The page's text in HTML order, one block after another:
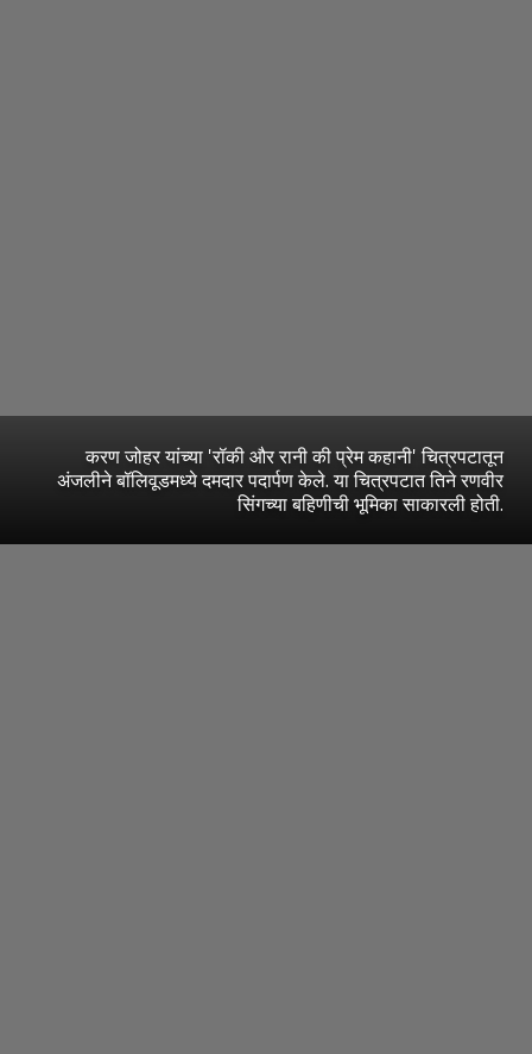
करण जोहर यांच्या 'रॉकी और रानी की प्रेम कहानी' चित्रपटातून
अंजलीने बॉलिवूडमध्ये दमदार पदार्पण केले. या चित्रपटात तिने रणवीर
सिंगच्या बहिणीची भूमिका साकारली होती.